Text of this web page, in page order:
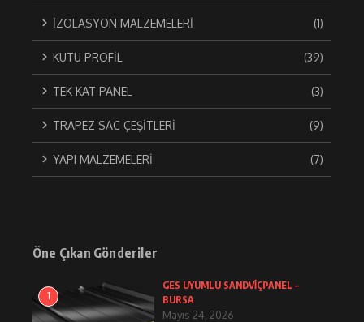
İZOLASYON MALZEMELERİ (1)
KUTU PROFİL (39)
TEK KAT PANEL (3)
TRAPEZ SAC ÇEŞİTLERİ (9)
YAPI MALZEMELERİ (7)
Öne Çıkan Gönderiler
1
GES UYUMLU SANDVİÇPANEL –
BURSA
Mayıs 24, 2026